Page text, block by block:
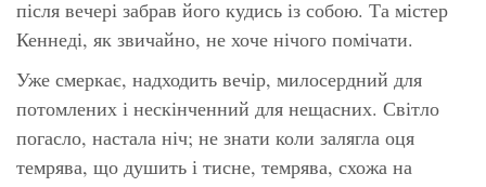
після вечері забрав його кудись із собою. Та містер
Кеннеді, як звичайно, не хоче нічого помічати.
Уже смеркає, надходить вечір, милосердний для
потомлених і нескінченний для нещасних. Світло
погасло, настала ніч; не знати коли залягла оця
темрява, що душить і тисне, темрява, схожа на